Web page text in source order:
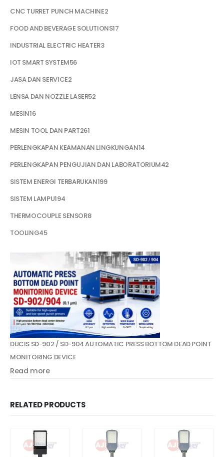
CNC TURRET PUNCH MACHINE2
FOOD AND BEVERAGE SOLUTIONS17
INDUSTRIAL ELECTRIC HEATER3
IOT SMART SYSTEM56
JASA DAN SERVICE2
LENSA DAN NOZZLE LASER52
MESIN16
MESIN TOOL DAN PART261
PERLENGKAPAN KEAMANAN LINGKUNGAN14
PERLENGKAPAN PENGUJIAN DAN LABORATORIUM42
SISTEM ENERGI TERBARUKAN199
SISTEM LAMPU194
THERMOCOUPLE SENSOR8
TOOLING45
DUCIS SD-902 / SD-904 AUTOMATIC PRESS BOTTOM DEAD POINT
MONITORING DEVICE
Read more
RELATED PRODUCTS